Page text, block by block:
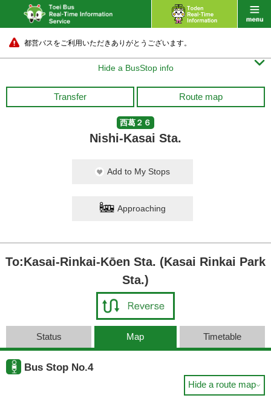
都営バスをご利用いただきありがとうございます。
Hide a BusStop info 
Transfer Route map
西葛２６
Nishi-Kasai Sta.
Add to My Stops
Approaching
To:Kasai-Rinkai-Kōen Sta. (Kasai Rinkai Park
Sta.)
Status Map Timetable
Bus Stop No.4
Hide a route map